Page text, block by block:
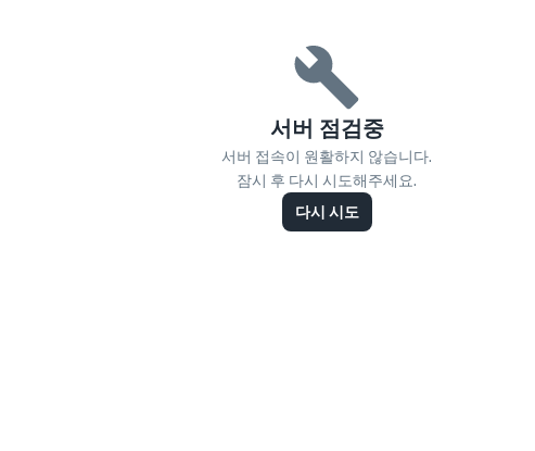
서버 점검중
서버 접속이 원활하지 않습니다.
잠시 후 다시 시도해주세요.
다시 시도